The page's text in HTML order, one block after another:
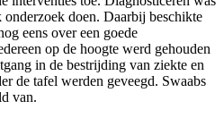
doen. Daarbij beschikte
eens over een goede
op de hoogte werd gehouden
in de bestrijding van ziekte en
de tafel werden geveegd. Swaabs
van.